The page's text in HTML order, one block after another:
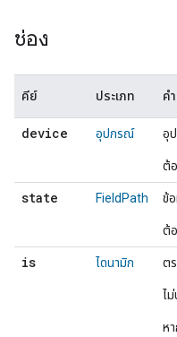
ช่อง
คีย์ ประเภท ค
device อุปกรณ์ อุ
ต้
state FieldPath ข้
ต้
is ไดนามิก ต
ไ
ห